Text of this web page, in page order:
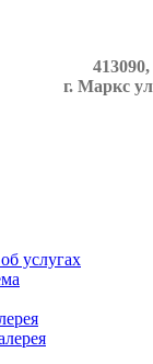
г. Маркс
услугах